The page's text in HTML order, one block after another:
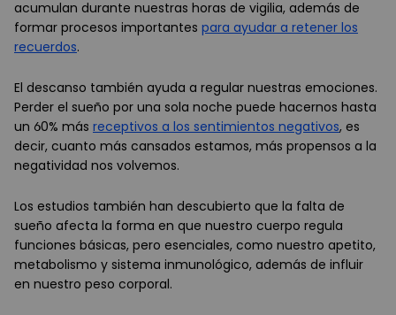
acumulan durante nuestras horas de vigilia, además de
formar procesos importantes para ayudar a retener los
recuerdos.
El descanso también ayuda a regular nuestras emociones.
Perder el sueño por una sola noche puede hacernos hasta
un 60% más receptivos a los sentimientos negativos, es
decir, cuanto más cansados estamos, más propensos a la
negatividad nos volvemos.
Los estudios también han descubierto que la falta de
sueño afecta la forma en que nuestro cuerpo regula
funciones básicas, pero esenciales, como nuestro apetito,
metabolismo y sistema inmunológico, además de influir
en nuestro peso corporal.